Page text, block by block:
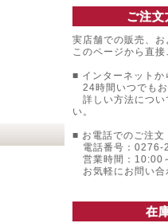
ご注
実店舗での販売、
このページから直
■ インターネットか
24時間いつでも
詳しい方法につい
い。
■ お電話でのご注文
電話番号：0276-
営業時間：10:00
お気軽にお問い合
在